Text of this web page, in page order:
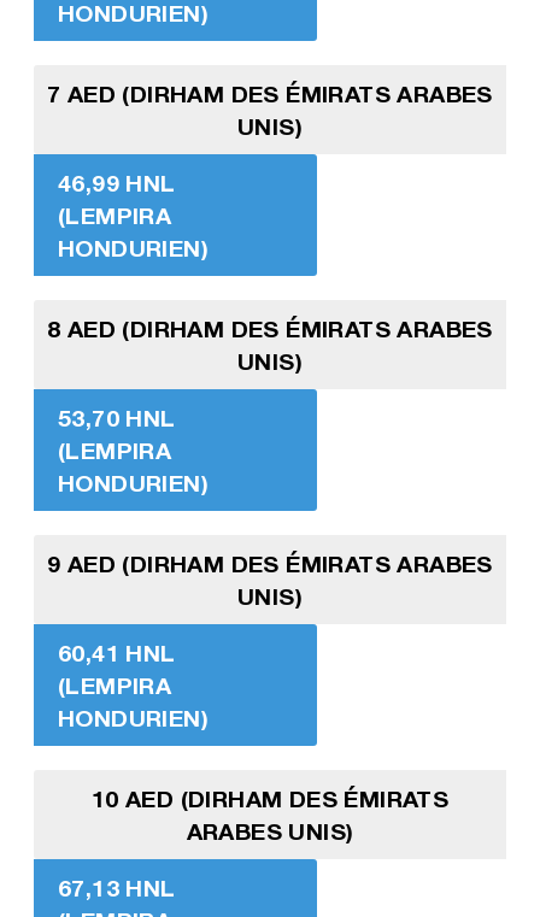
HONDURIEN)
7 AED (DIRHAM DES ÉMIRATS ARABES
UNIS)
46,99 HNL
(LEMPIRA
HONDURIEN)
8 AED (DIRHAM DES ÉMIRATS ARABES
UNIS)
53,70 HNL
(LEMPIRA
HONDURIEN)
9 AED (DIRHAM DES ÉMIRATS ARABES
UNIS)
60,41 HNL
(LEMPIRA
HONDURIEN)
10 AED (DIRHAM DES ÉMIRATS
ARABES UNIS)
67,13 HNL